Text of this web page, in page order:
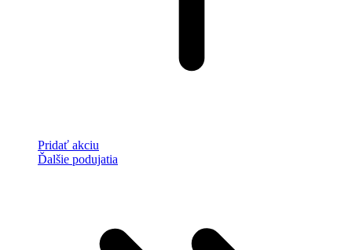
Pridať akciu
Ďalšie podujatia